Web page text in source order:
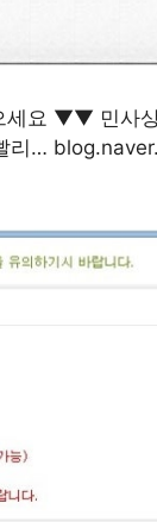
세요 ▼▼ 민사
리…